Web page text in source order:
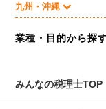
九州・沖縄
業種・目的から探
みんなの税理士TOP